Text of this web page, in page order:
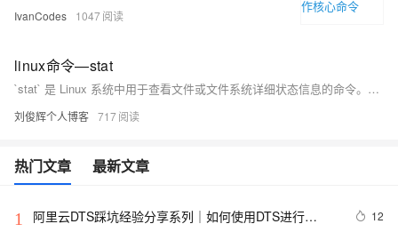
IvanCodes 1047
linux命令—stat
`stat` 是 Linux 系统中用于查看文件或文件系统详细状态信息的命令。相比 `ls -l`，它提供更全面的信息，包括文件大小、权限、所有者、时间戳（最后访问、修改、状态变更时间）、inode 号、设备信息等。其常用选项包括 `-f` 查看文件系统状态、`-t` 以简洁格式输出、`-L` 跟踪符号链接，以及 `-c` 或 `--format` 自定义输出格式。通过这些选项，用户可以灵活获取所需信息，适用于系统调试、权限检查、磁盘管理等场景。
刘俊辉个人博客 717
热门文章 最新文章
1
阿里云DTS踩坑经验分享系列｜如何使用DTS进行
12